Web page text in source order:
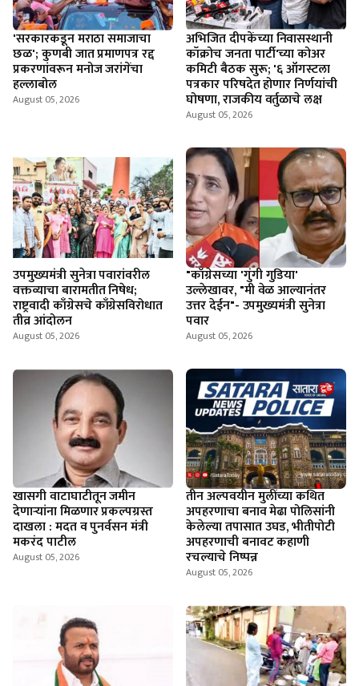
'सरकारकडून मराठा समाजाचा
छळ'; कुणबी जात प्रमाणपत्र रद्द
प्रकरणांवरून मनोज जरांगेंचा
हल्लाबोल
August 05, 2026
अभिजित दीपकेंच्या निवासस्थानी
कॉक्रोच जनता पार्टी'च्या कोअर
कमिटी बैठक सुरू; '६ ऑगस्टला
पत्रकार परिषदेत होणार निर्णयांची
घोषणा, राजकीय वर्तुळाचे लक्ष
August 05, 2026
उपमुख्यमंत्री सुनेत्रा पवारांवरील
वक्तव्याचा बारामतीत निषेध;
राष्ट्रवादी काँग्रेसचे काँग्रेसविरोधात
तीव्र आंदोलन
August 05, 2026
"काँग्रेसच्या 'गुंगी गुडिया'
उल्लेखावर, "मी वेळ आल्यानंतर
उत्तर देईन"- उपमुख्यमंत्री सुनेत्रा
पवार
August 05, 2026
खासगी वाटाघाटीतून जमीन
देणाऱ्यांना मिळणार प्रकल्पग्रस्त
दाखला : मदत व पुनर्वसन मंत्री
मकरंद पाटील
August 05, 2026
तीन अल्पवयीन मुलींच्या कथित
अपहरणाचा बनाव मेढा पोलिसांनी
केलेल्या तपासात उघड, भीतीपोटी
अपहरणाची बनावट कहाणी
रचल्याचे निष्पन्न
August 05, 2026